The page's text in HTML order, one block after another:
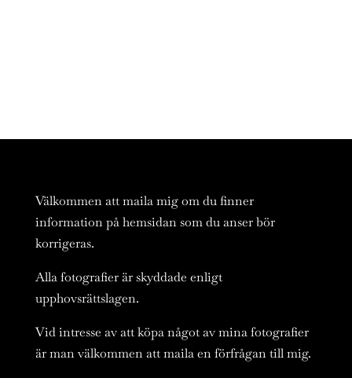
Välkommen att maila mig om du finner
information på hemsidan som du anser bör
korrigeras.
Alla fotografier är skyddade enligt
upphovsrättslagen.
Vid intresse av att köpa något av mina fotografier
är man välkommen att maila en förfrågan till mig.